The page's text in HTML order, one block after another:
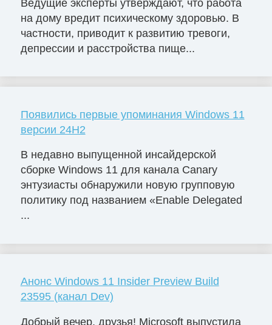
Ведущие эксперты утверждают, что работа
на дому вредит психическому здоровью. В
частности, приводит к развитию тревоги,
депрессии и расстройства пище...
Появились первые упоминания Windows 11
версии 24H2
В недавно выпущенной инсайдерской
сборке Windows 11 для канала Canary
энтузиасты обнаружили новую групповую
политику под названием «Enable Delegated
...
Анонс Windows 11 Insider Preview Build
23595 (канал Dev)
Добрый вечер, друзья! Microsoft выпустила